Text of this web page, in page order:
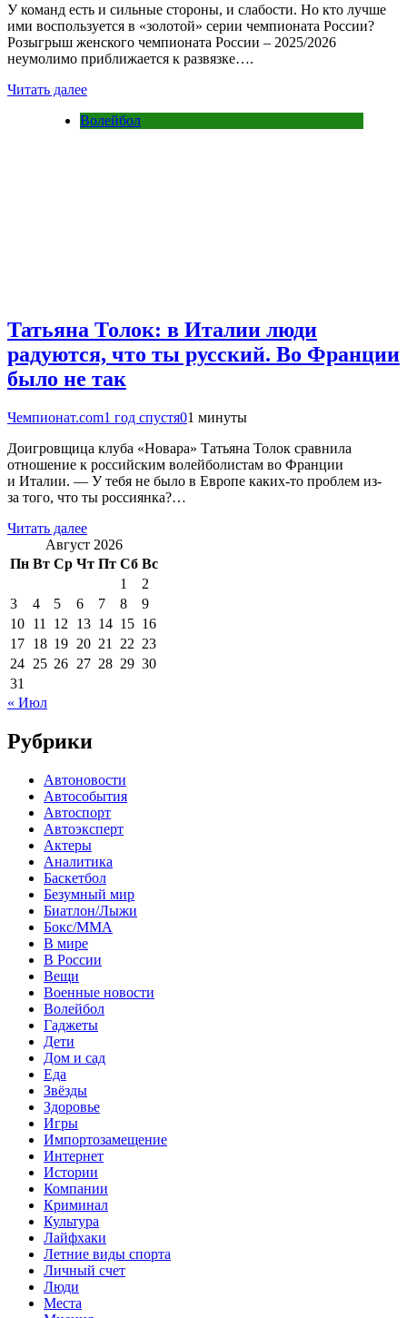
У команд есть и сильные стороны, и слабости. Но кто лучше
ими воспользуется в «золотой» серии чемпионата России?
Розыгрыш женского чемпионата России – 2025/2026
неумолимо приближается к развязке….
Читать далее
Волейбол
Татьяна Толок: в Италии люди
радуются, что ты русский. Во Франции
было не так
Чемпионат.com1 год спустя01 минуты
Доигровщица клуба «Новара» Татьяна Толок сравнила
отношение к российским волейболистам во Франции
и Италии. — У тебя не было в Европе каких-то проблем из-
за того, что ты россиянка?…
Читать далее
Август 2026
Пн Вт Ср Чт Пт Сб Вс
1
2
3
4 5 6 7 8
9
10 11 12 13 14 15 16
17 18 19 20 21 22 23
24 25 26 27 28 29 30
31
« Июл
Рубрики
Автоновости
Автособытия
Автоспорт
Автоэксперт
Актеры
Аналитика
Баскетбол
Безумный мир
Биатлон/Лыжи
Бокс/MMA
В мире
В России
Вещи
Военные новости
Волейбол
Гаджеты
Дети
Дом и сад
Еда
Звёзды
Здоровье
Игры
Импортозамещение
Интернет
Истории
Компании
Криминал
Культура
Лайфхаки
Летние виды спорта
Личный счет
Люди
Места